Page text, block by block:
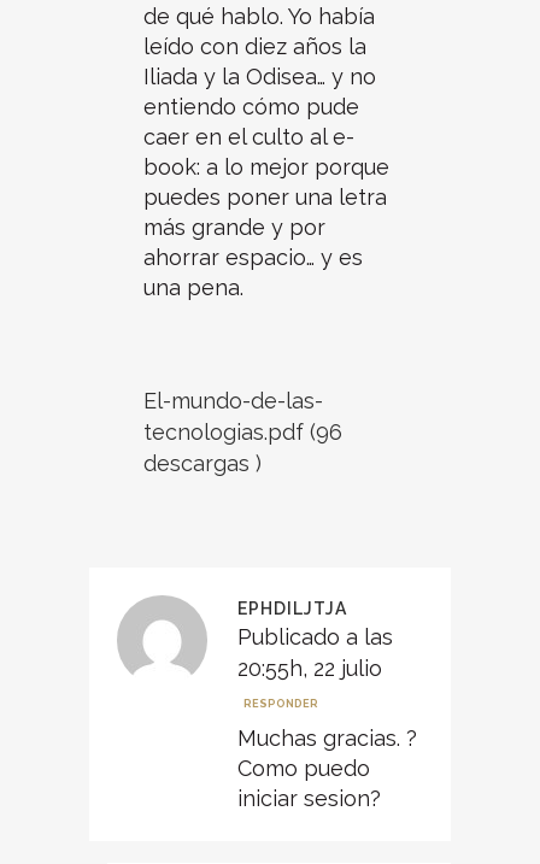
de qué hablo. Yo había
leído con diez años la
Iliada y la Odisea… y no
entiendo cómo pude
caer en el culto al e-
book: a lo mejor porque
puedes poner una letra
más grande y por
ahorrar espacio… y es
una pena.
El-mundo-de-las-
tecnologias.pdf (96
descargas )
EPHDILJTJA
Publicado a las
20:55h, 22 julio
RESPONDER
Muchas gracias. ?
Como puedo
iniciar sesion?